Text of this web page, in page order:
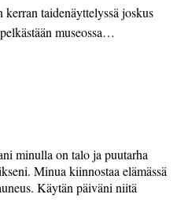
taidenäyttelyssä joskus
museossa…
minulla on talo ja puutarha
Minua kiinnostaa elämässä
Käytän päiväni niitä